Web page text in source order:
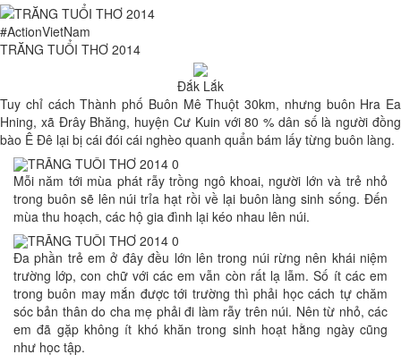
#ActionVietNam
TRĂNG TUỔI THƠ 2014
Đắk Lắk
Tuy chỉ cách Thành phố Buôn Mê Thuột 30km, nhưng buôn Hra Ea
Hning, xã Đrây Bhăng, huyện Cư Kuin với 80 % dân số là người đồng
bào Ê Đê lại bị cái đói cái nghèo quanh quẩn bám lấy từng buôn làng.
Mỗi năm tới mùa phát rẫy trồng ngô khoai, người lớn và trẻ nhỏ
trong buôn sẽ lên núi trỉa hạt rồi về lại buôn làng sinh sống. Đến
mùa thu hoạch, các hộ gia đình lại kéo nhau lên núi.
Đa phần trẻ em ở đây đều lớn lên trong núi rừng nên khái niệm
trường lớp, con chữ với các em vẫn còn rất lạ lẫm. Số ít các em
trong buôn may mắn được tới trường thì phải học cách tự chăm
sóc bản thân do cha mẹ phải đi làm rẫy trên núi. Nên từ nhỏ, các
em đã gặp không ít khó khăn trong sinh hoạt hằng ngày cũng
như học tập.